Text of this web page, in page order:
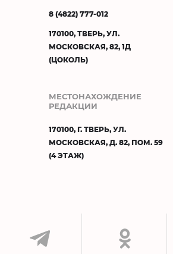
8 (4822) 777-012
170100, ТВЕРЬ, УЛ.
МОСКОВСКАЯ, 82, 1Д
(ЦОКОЛЬ)
МЕСТОНАХОЖДЕНИЕ
РЕДАКЦИИ
170100, Г. ТВЕРЬ, УЛ.
МОСКОВСКАЯ, Д. 82, ПОМ. 59
(4 ЭТАЖ)